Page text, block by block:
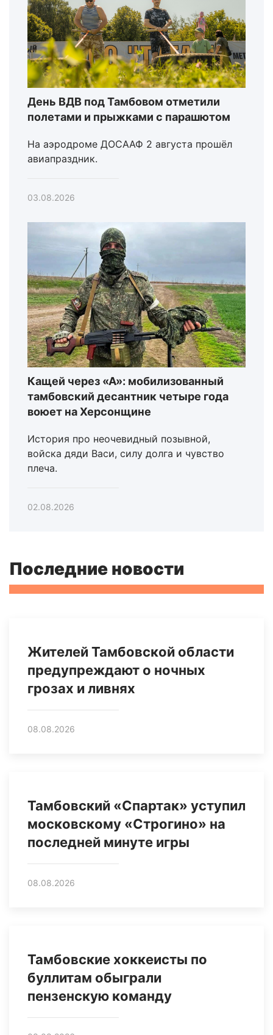
День ВДВ под Тамбовом отметили
полетами и прыжками с парашютом
На аэродроме ДОСААФ 2 августа прошёл
авиапраздник.
03.08.2026
Кащей через «А»: мобилизованный
тамбовский десантник четыре года
воюет на Херсонщине
История про неочевидный позывной,
войска дяди Васи, силу долга и чувство
плеча.
02.08.2026
Последние новости
Жителей Тамбовской области
предупреждают о ночных
грозах и ливнях
08.08.2026
Тамбовский «Спартак» уступил
московскому «Строгино» на
последней минуте игры
08.08.2026
Тамбовские хоккеисты по
буллитам обыграли
пензенскую команду